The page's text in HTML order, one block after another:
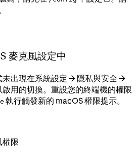
。
麥克風設定中
出現在系統設定 → 隱私與安全 →
用的切換。重設您的終端機的權限
執行觸發新的 macOS 權限提示。
權限